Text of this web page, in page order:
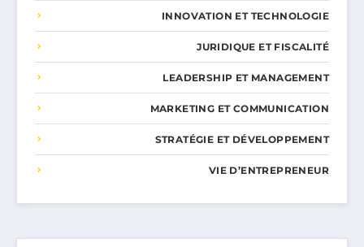
INNOVATION ET TECHNOLOGIE
JURIDIQUE ET FISCALITÉ
LEADERSHIP ET MANAGEMENT
MARKETING ET COMMUNICATION
STRATÉGIE ET DÉVELOPPEMENT
VIE D’ENTREPRENEUR